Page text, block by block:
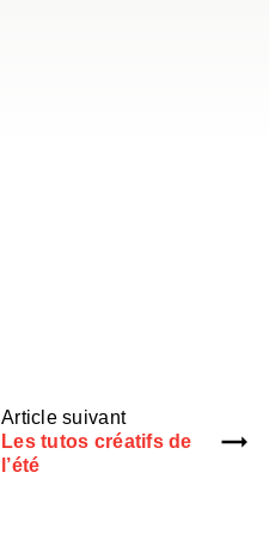
Article suivant
Les tutos créatifs de
l’été